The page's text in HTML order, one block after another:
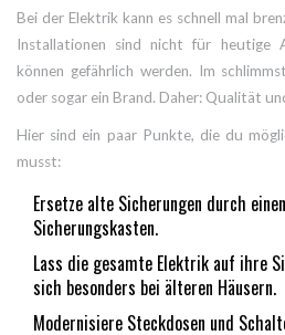
Bei der Elektrik kann es schnell mal
Installationen sind nicht für heutige
können gefährlich werden. Im
oder sogar ein Brand. Daher: Qualität
Hier sind ein paar Punkte, die du
musst:
Ersetze alte Sicherungen durch
Sicherungskasten.
Lass die gesamte Elektrik auf ihre
sich besonders bei älteren Häusern.
Modernisiere Steckdosen und